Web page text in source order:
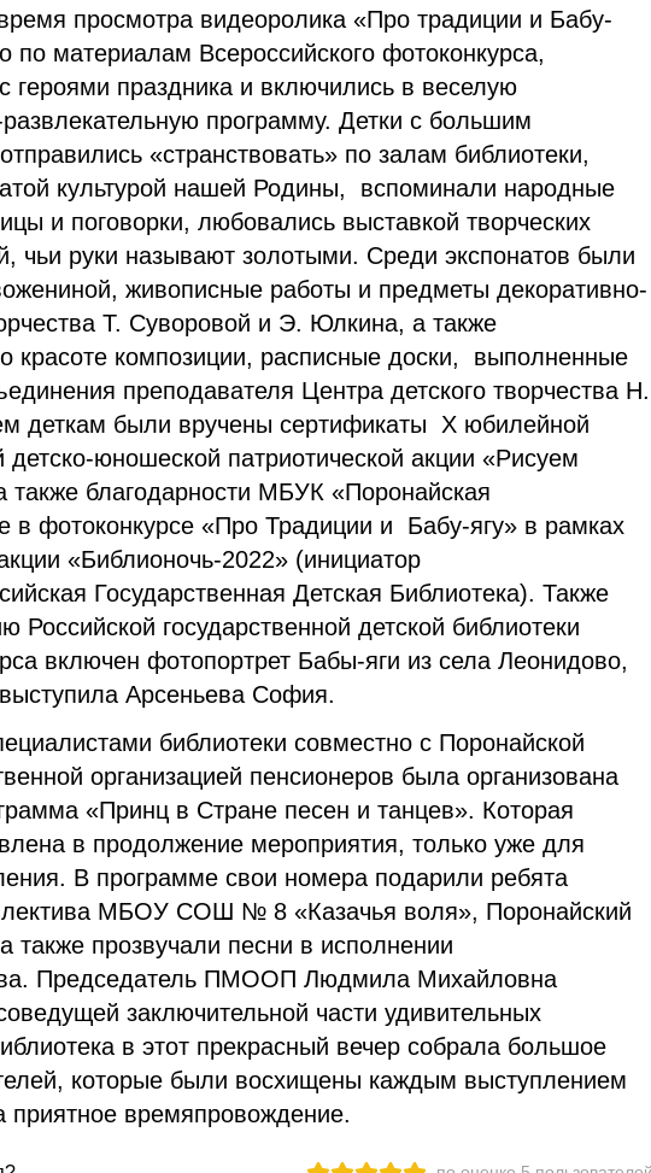
просмотра видеоролика «Про традиции и Бабу-
по материалам Всероссийского фотоконкурса,
героями праздника и включились в веселую
развлекательную программу. Детки с большим
«странствовать» по залам библиотеки,
культурой нашей Родины, вспоминали народные
и поговорки, любовались выставкой творческих
чьи руки называют золотыми. Среди экспонатов были
живописные работы и предметы декоративно-
Т. Суворовой и Э. Юлкина, а также
красоте композиции, расписные доски, выполненные
преподавателя Центра детского творчества Н.
деткам были вручены сертификаты Х юбилейной
юношеской патриотической акции «Рисуем
также благодарности МБУК «Поронайская
в фотоконкурсе «Про Традиции и Бабу-ягу» в рамках
«Библионочь-2022» (инициатор
Государственная Детская Библиотека). Также
Российской государственной детской библиотеки
включен фотопортрет Бабы-яги из села Леонидово,
Арсеньева София.
библиотеки совместно с Поронайской
организацией пенсионеров была организована
«Принц в Стране песен и танцев». Которая
в продолжение мероприятия, только уже для
В программе свои номера подарили ребята
МБОУ СОШ № 8 «Казачья воля», Поронайский
также прозвучали песни в исполнении
Председатель ПМООП Людмила Михайловна
заключительной части удивительных
в этот прекрасный вечер собрала большое
которые были восхищены каждым выступлением
приятное времяпровождение.